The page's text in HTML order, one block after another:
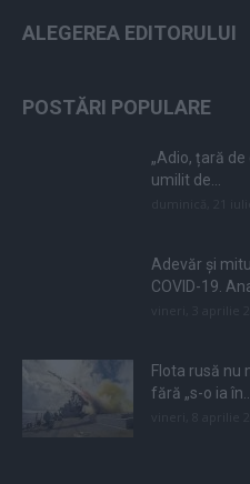
ALEGEREA EDITORULUI
POSTĂRI POPULARE
„Adio, țară
umilit de...
Adevăr și
COVID-19.
Flota rusă nu
fără „s-o ia în...